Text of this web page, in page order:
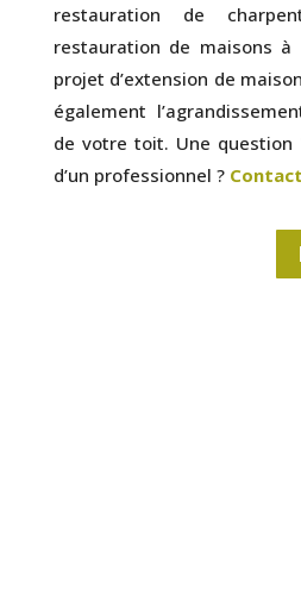
restauration de
restauration de maisons à
projet d’extension de
également
de votre toit. Une question
d’un professionnel ?